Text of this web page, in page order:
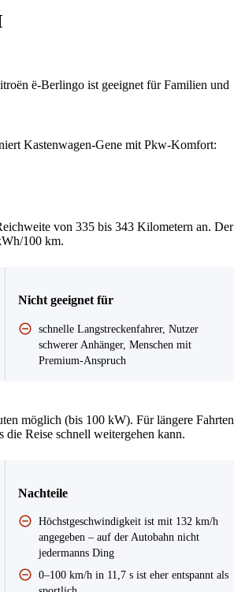
ë-Berlingo ist geeignet für Familien und
Kastenwagen-Gene mit Pkw-Komfort:
von 335 bis 343 Kilometern an. Der
100 km.
Nicht geeignet für
schnelle Langstreckenfahrer, Nutzer
schwerer Anhänger, Menschen mit
Premium-Anspruch
möglich (bis 100 kW). Für längere Fahrten
die Reise schnell weitergehen kann.
Nachteile
Höchstgeschwindigkeit ist mit 132 km/h
angegeben – auf der Autobahn nicht
jedermanns Ding
0–100 km/h in 11,7 s ist eher entspannt als